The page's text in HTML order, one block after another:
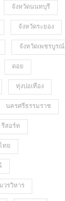
จังหวัดนนทบุรี
จังหวัดระยอง
จังหวัดเพชรบูรณ์
ดอย
ทุ่งปอเทือง
นครศรีธรรมราช
รีสอร์ท
ทย
วรวิหาร